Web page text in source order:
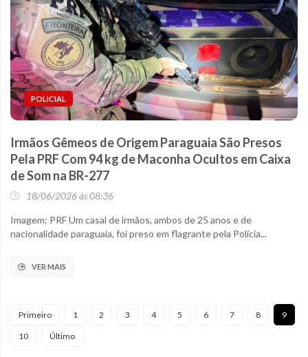
POLICIAL
Irmãos Gêmeos de Origem Paraguaia São Presos
Pela PRF Com 94 kg de Maconha Ocultos em Caixa
de Som na BR-277
18/06/2026 às 08:36
Imagem: PRF Um casal de irmãos, ambos de 25 anos e de
nacionalidade paraguaia, foi preso em flagrante pela Polícia...
VER MAIS
Primeiro 1 2 3 4 5 6 7 8 9
10 Último